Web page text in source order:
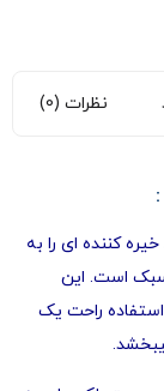
نظرات (0)
کننده ای را به
سبک است. این
راحت یک